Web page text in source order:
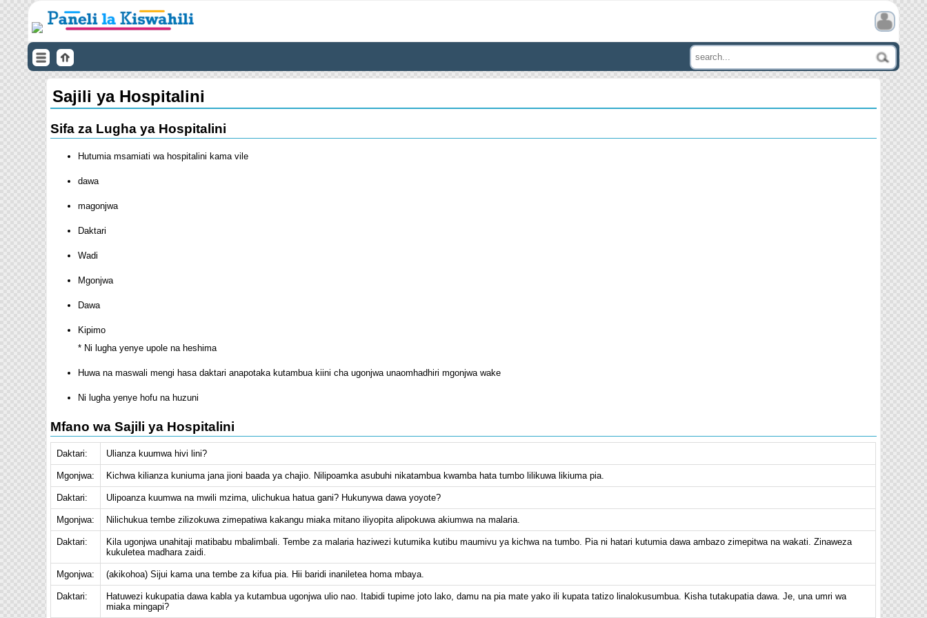
Sajili ya Hospitalini
Sifa za Lugha ya Hospitalini
Hutumia msamiati wa hospitalini kama vile
dawa
magonjwa
Daktari
Wadi
Mgonjwa
Dawa
Kipimo
* Ni lugha yenye upole na heshima
Huwa na maswali mengi hasa daktari anapotaka kutambua kiini cha ugonjwa unaomhadhiri mgonjwa wake
Ni lugha yenye hofu na huzuni
Mfano wa Sajili ya Hospitalini
Daktari: Ulianza kuumwa hivi lini?
Mgonjwa: Kichwa kilianza kuniuma jana jioni baada ya chajio. Nilipoamka asubuhi nikatambua kwamba hata tumbo lilikuwa likiuma pia.
Daktari: Ulipoanza kuumwa na mwili mzima, ulichukua hatua gani? Hukunywa dawa yoyote?
Mgonjwa: Nilichukua tembe zilizokuwa zimepatiwa kakangu miaka mitano iliyopita alipokuwa akiumwa na malaria.
Daktari:
Kila ugonjwa unahitaji matibabu mbalimbali. Tembe za malaria haziwezi kutumika kutibu maumivu ya kichwa na tumbo. Pia ni hatari kutumia dawa ambazo zimepitwa na wakati. Zinaweza
kukuletea madhara zaidi.
Mgonjwa: (akikohoa) Sijui kama una tembe za kifua pia. Hii baridi inaniletea homa mbaya.
Daktari:
Hatuwezi kukupatia dawa kabla ya kutambua ugonjwa ulio nao. Itabidi tupime joto lako, damu na pia mate yako ili kupata tatizo linalokusumbua. Kisha tutakupatia dawa. Je, una umri wa
miaka mingapi?